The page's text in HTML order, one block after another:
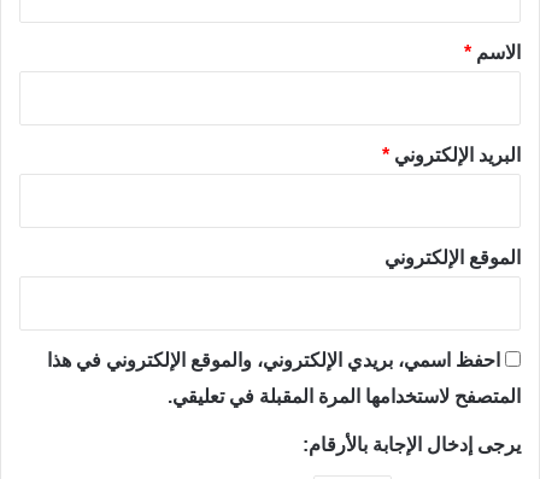
*الاسم *
البريد الإلكتروني *
الموقع الإلكتروني
احفظ اسمي، بريدي الإلكتروني، والموقع الإلكتروني في هذا
المتصفح لاستخدامها المرة المقبلة في تعليقي.
يرجى إدخال الإجابة بالأرقام: